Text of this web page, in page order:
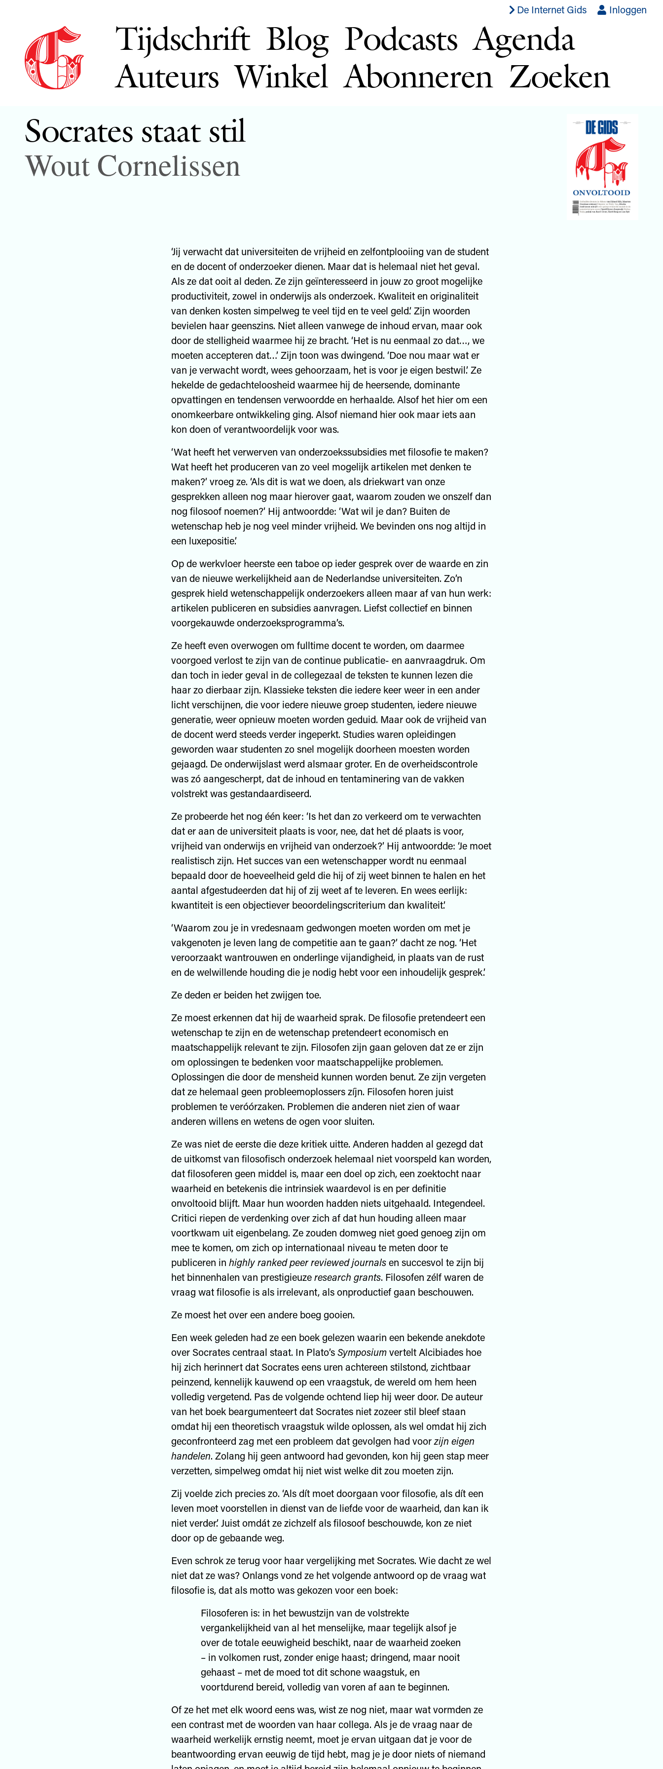
De Internet Gids Inloggen
Tijdschrift Blog Podcasts Agenda
Auteurs Winkel Abonneren Zoeken
Socrates staat stil
Wout Cornelissen
‘Jij verwacht dat universiteiten de vrijheid en zelfontplooiing van de student
en de docent of onderzoeker dienen. Maar dat is helemaal niet het geval.
Als ze dat ooit al deden. Ze zijn geïnteresseerd in jouw zo groot mogelijke
productiviteit, zowel in onderwijs als onderzoek. Kwaliteit en originaliteit
van denken kosten simpelweg te veel tijd en te veel geld.’ Zijn woorden
bevielen haar geenszins. Niet alleen vanwege de inhoud ervan, maar ook
door de stelligheid waarmee hij ze bracht. ‘Het is nu eenmaal zo dat…, we
moeten accepteren dat…’ Zijn toon was dwingend. ‘Doe nou maar wat er
van je verwacht wordt, wees gehoorzaam, het is voor je eigen bestwil.’ Ze
hekelde de gedachteloosheid waarmee hij de heersende, dominante
opvattingen en tendensen verwoordde en herhaalde. Alsof het hier om een
onomkeerbare ontwikkeling ging. Alsof niemand hier ook maar iets aan
kon doen of verantwoordelijk voor was.
‘Wat heeft het verwerven van onderzoekssubsidies met filosofie te maken?
Wat heeft het produceren van zo veel mogelijk artikelen met denken te
maken?’ vroeg ze. ‘Als dit is wat we doen, als driekwart van onze
gesprekken alleen nog maar hierover gaat, waarom zouden we onszelf dan
nog filosoof noemen?’ Hij antwoordde: ‘Wat wil je dan? Buiten de
wetenschap heb je nog veel minder vrijheid. We bevinden ons nog altijd in
een luxepositie.’
Op de werkvloer heerste een taboe op ieder gesprek over de waarde en zin
van de nieuwe werkelijkheid aan de Nederlandse universiteiten. Zo’n
gesprek hield wetenschappelijk onderzoekers alleen maar af van hun werk:
artikelen publiceren en subsidies aanvragen. Liefst collectief en binnen
voorgekauwde onderzoeksprogramma’s.
Ze heeft even overwogen om fulltime docent te worden, om daarmee
voorgoed verlost te zijn van de continue publicatie- en aanvraagdruk. Om
dan toch in ieder geval in de collegezaal de teksten te kunnen lezen die
haar zo dierbaar zijn. Klassieke teksten die iedere keer weer in een ander
licht verschijnen, die voor iedere nieuwe groep studenten, iedere nieuwe
generatie, weer opnieuw moeten worden geduid. Maar ook de vrijheid van
de docent werd steeds verder ingeperkt. Studies waren opleidingen
geworden waar studenten zo snel mogelijk doorheen moesten worden
gejaagd. De onderwijslast werd alsmaar groter. En de overheidscontrole
was zó aangescherpt, dat de inhoud en tentaminering van de vakken
volstrekt was gestandaardiseerd.
Ze probeerde het nog één keer: ‘Is het dan zo verkeerd om te verwachten
dat er aan de universiteit plaats is voor, nee, dat het dé plaats is voor,
vrijheid van onderwijs en vrijheid van onderzoek?’ Hij antwoordde: ‘Je moet
realistisch zijn. Het succes van een wetenschapper wordt nu eenmaal
bepaald door de hoeveelheid geld die hij of zij weet binnen te halen en het
aantal afgestudeerden dat hij of zij weet af te leveren. En wees eerlijk:
kwantiteit is een objectiever beoordelingscriterium dan kwaliteit.’
‘Waarom zou je in vredesnaam gedwongen moeten worden om met je
vakgenoten je leven lang de competitie aan te gaan?’ dacht ze nog. ‘Het
veroorzaakt wantrouwen en onderlinge vijandigheid, in plaats van de rust
en de welwillende houding die je nodig hebt voor een inhoudelijk gesprek.’
Ze deden er beiden het zwijgen toe.
Ze moest erkennen dat hij de waarheid sprak. De filosofie pretendeert een
wetenschap te zijn en de wetenschap pretendeert economisch en
maatschappelijk relevant te zijn. Filosofen zijn gaan geloven dat ze er zijn
om oplossingen te bedenken voor maatschappelijke problemen.
Oplossingen die door de mensheid kunnen worden benut. Ze zijn vergeten
dat ze helemaal geen probleemoplossers zíjn. Filosofen horen juist
problemen te veróórzaken. Problemen die anderen niet zien of waar
anderen willens en wetens de ogen voor sluiten.
Ze was niet de eerste die deze kritiek uitte. Anderen hadden al gezegd dat
de uitkomst van filosofisch onderzoek helemaal niet voorspeld kan worden,
dat filosoferen geen middel is, maar een doel op zich, een zoektocht naar
waarheid en betekenis die intrinsiek waardevol is en per definitie
onvoltooid blijft. Maar hun woorden hadden niets uitgehaald. Integendeel.
Critici riepen de verdenking over zich af dat hun houding alleen maar
voortkwam uit eigenbelang. Ze zouden domweg niet goed genoeg zijn om
mee te komen, om zich op internationaal niveau te meten door te
publiceren in highly ranked peer reviewed journalsen succesvol te zijn bij
het binnenhalen van prestigieuzeresearch grants. Filosofen zélf waren de
vraag wat filosofie is als irrelevant, als onproductief gaan beschouwen.
Ze moest het over een andere boeg gooien.
Een week geleden had ze een boek gelezen waarin een bekende anekdote
over Socrates centraal staat. In Plato’sSymposiumvertelt Alcibiades hoe
hij zich herinnert dat Socrates eens uren achtereen stilstond, zichtbaar
peinzend, kennelijk kauwend op een vraagstuk, de wereld om hem heen
volledig vergetend. Pas de volgende ochtend liep hij weer door. De auteur
van het boek beargumenteert dat Socrates niet zozeer stil bleef staan
omdat hij een theoretisch vraagstuk wilde oplossen, als wel omdat hij zich
geconfronteerd zag met een probleem dat gevolgen had voorzijn eigen
handelen. Zolang hij geen antwoord had gevonden, kon hij geen stap meer
verzetten, simpelweg omdat hij niet wist welke dit zou moeten zijn.
Zij voelde zich precies zo. ‘Als dít moet doorgaan voor filosofie, als dít een
leven moet voorstellen in dienst van de liefde voor de waarheid, dan kan ik
niet verder.’ Juist omdát ze zichzelf als filosoof beschouwde, kon ze niet
door op de gebaande weg.
Even schrok ze terug voor haar vergelijking met Socrates. Wie dacht ze wel
niet dat ze was? Onlangs vond ze het volgende antwoord op de vraag wat
filosofie is, dat als motto was gekozen voor een boek:
Filosoferen is: in het bewustzijn van de volstrekte
vergankelijkheid van al het menselijke, maar tegelijk alsof je
over de totale eeuwigheid beschikt, naar de waarheid zoeken
– in volkomen rust, zonder enige haast; dringend, maar nooit
gehaast – met de moed tot dit schone waagstuk, en
voortdurend bereid, volledig van voren af aan te beginnen.
Of ze het met elk woord eens was, wist ze nog niet, maar wat vormden ze
een contrast met de woorden van haar collega. Als je de vraag naar de
waarheid werkelijk ernstig neemt, moet je ervan uitgaan dat je voor de
beantwoording ervan eeuwig de tijd hebt, mag je je door niets of niemand